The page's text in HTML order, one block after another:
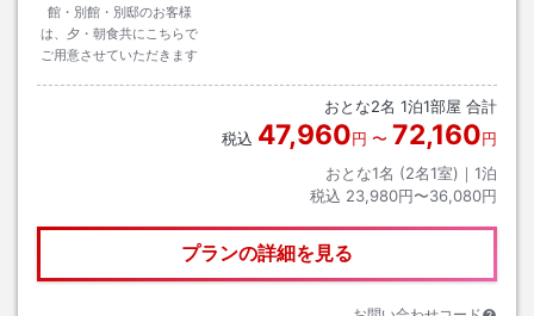
館・別館・別邸のお客様
は、夕・朝食共にこちらで
ご用意させていただきます
おとな2名 1泊1部屋 合計
税込 47,960円 〜 72,160円
おとな1名 (2名1室)｜ 1泊
税込 23,980円〜36,080円
プランの詳細を見る